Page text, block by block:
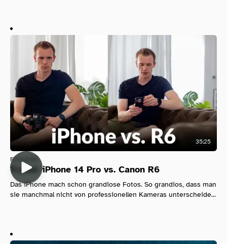
35:25
Fotografie
Tryout: iPhone 14 Pro vs. Canon R6
Das iPhone mach schon grandiose Fotos. So grandios, dass man
sie manchmal nicht von professionellen Kameras unterscheide...